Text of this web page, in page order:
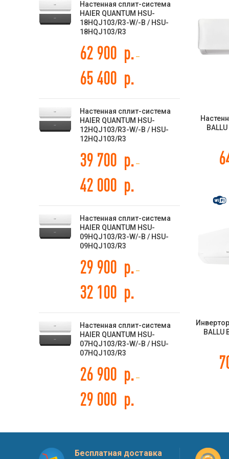
BALLU
Настенная сплит-система
HAIER QUANTUM HSU-
18HQJ103/R3-W/-B / HSU-
18HQJ103/R3
62 900 р. –
65 400 р.
Настенная сплит-система
HAIER QUANTUM HSU-
12HQJ103/R3-W/-B / HSU-
12HQJ103/R3
39 700 р. –
42 000 р.
Настенная сплит-система
HAIER QUANTUM HSU-
09HQJ103/R3-W/-B / HSU-
09HQJ103/R3
29 900 р. –
32 100 р.
Настенная сплит-система
HAIER QUANTUM HSU-
07HQJ103/R3-W/-B / HSU-
07HQJ103/R3
26 900 р. –
29 000 р.
Бесплатная доставка